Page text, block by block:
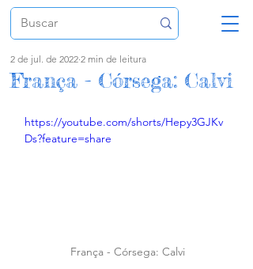
França - Córsega: Calvi
2 de jul. de 2022 2 min de leitura
https://youtube.com/shorts/Hepy3GJKv
Ds?feature=share
França - Córsega: Calvi